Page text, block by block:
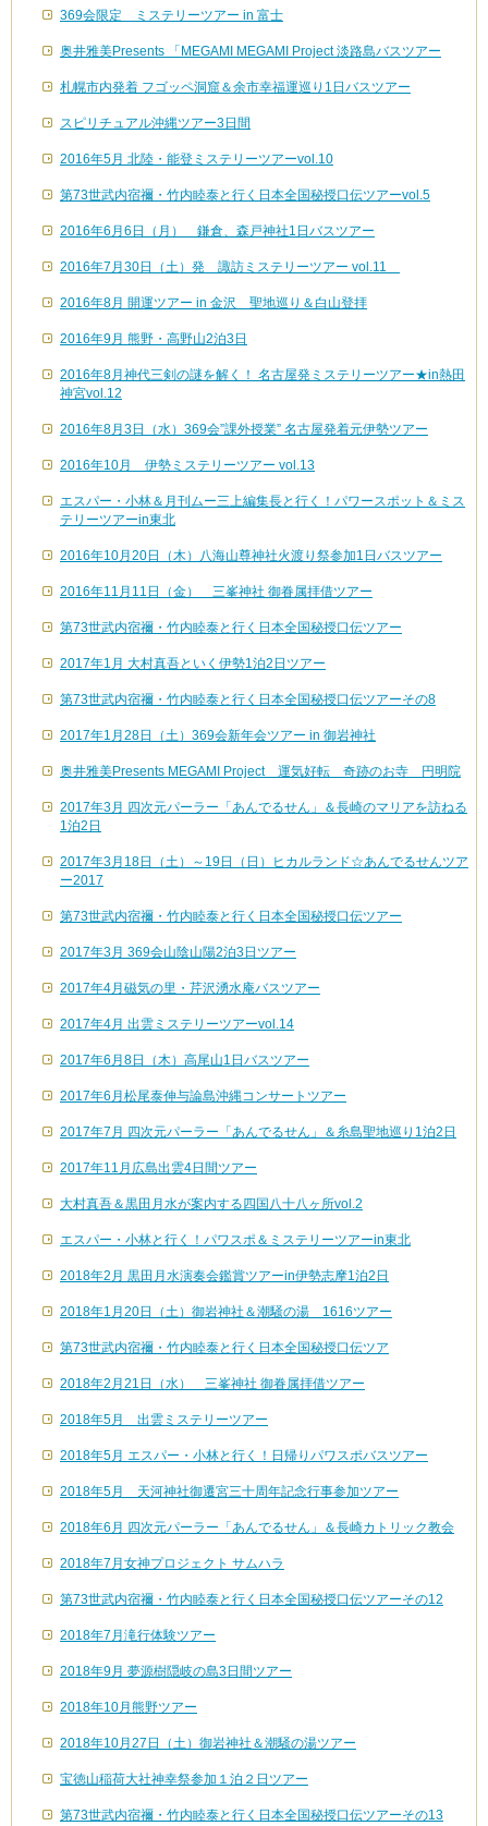
369会限定 ミステリーツアー in 富士
奥井雅美Presents 「MEGAMI MEGAMI Project 淡路島バスツアー
札幌市内発着 フゴッペ洞窟＆余市幸福運巡り1日バスツアー
スピリチュアル沖縄ツアー3日間
2016年5月 北陸・能登ミステリーツアーvol.10
第73世武内宿禰・竹内睦泰と行く日本全国秘授口伝ツアーvol.5
2016年6月6日（月） 鎌倉、森戸神社1日バスツアー
2016年7月30日（土）発 諏訪ミステリーツアー vol.11
2016年8月 開運ツアー in 金沢 聖地巡り＆白山登拝
2016年9月 熊野・高野山2泊3日
2016年8月神代三剣の謎を解く！ 名古屋発ミステリーツアー★in熱田
神宮vol.12
2016年8月3日（水）369会”課外授業” 名古屋発着元伊勢ツアー
2016年10月 伊勢ミステリーツアー vol.13
エスパー・小林＆月刊ムー三上編集長と行く！パワースポット＆ミス
テリーツアーin東北
2016年10月20日（木）八海山尊神社火渡り祭参加1日バスツアー
2016年11月11日（金） 三峯神社 御眷属拝借ツアー
第73世武内宿禰・竹内睦泰と行く日本全国秘授口伝ツアー
2017年1月 大村真吾といく伊勢1泊2日ツアー
第73世武内宿禰・竹内睦泰と行く日本全国秘授口伝ツアーその8
2017年1月28日（土）369会新年会ツアー in 御岩神社
奥井雅美Presents MEGAMI Project 運気好転 奇跡のお寺 円明院
2017年3月 四次元パーラー「あんでるせん」＆長崎のマリアを訪ねる
1泊2日
2017年3月18日（土）～19日（日）ヒカルランド☆あんでるせんツア
ー2017
第73世武内宿禰・竹内睦泰と行く日本全国秘授口伝ツアー
2017年3月 369会山陰山陽2泊3日ツアー
2017年4月磁気の里・芹沢湧水庵バスツアー
2017年4月 出雲ミステリーツアーvol.14
2017年6月8日（木）高尾山1日バスツアー
2017年6月松尾泰伸与論島沖縄コンサートツアー
2017年7月 四次元パーラー「あんでるせん」＆糸島聖地巡り1泊2日
2017年11月広島出雲4日間ツアー
大村真吾＆黒田月水が案内する四国八十八ヶ所vol.2
エスパー・小林と行く！パワスポ＆ミステリーツアーin東北
2018年2月 黒田月水演奏会鑑賞ツアーin伊勢志摩1泊2日
2018年1月20日（土）御岩神社＆潮騒の湯 1616ツアー
第73世武内宿禰・竹内睦泰と行く日本全国秘授口伝ツア
2018年2月21日（水） 三峯神社 御眷属拝借ツアー
2018年5月 出雲ミステリーツアー
2018年5月 エスパー・小林と行く！日帰りパワスポバスツアー
2018年5月 天河神社御遷宮三十周年記念行事参加ツアー
2018年6月 四次元パーラー「あんでるせん」＆長崎カトリック教会
2018年7月女神プロジェクト サムハラ
第73世武内宿禰・竹内睦泰と行く日本全国秘授口伝ツアーその12
2018年7月滝行体験ツアー
2018年9月 夢源樹隠岐の島3日間ツアー
2018年10月熊野ツアー
2018年10月27日（土）御岩神社＆潮騒の湯ツアー
宝徳山稲荷大社神幸祭参加１泊２日ツアー
第73世武内宿禰・竹内睦泰と行く日本全国秘授口伝ツアーその13